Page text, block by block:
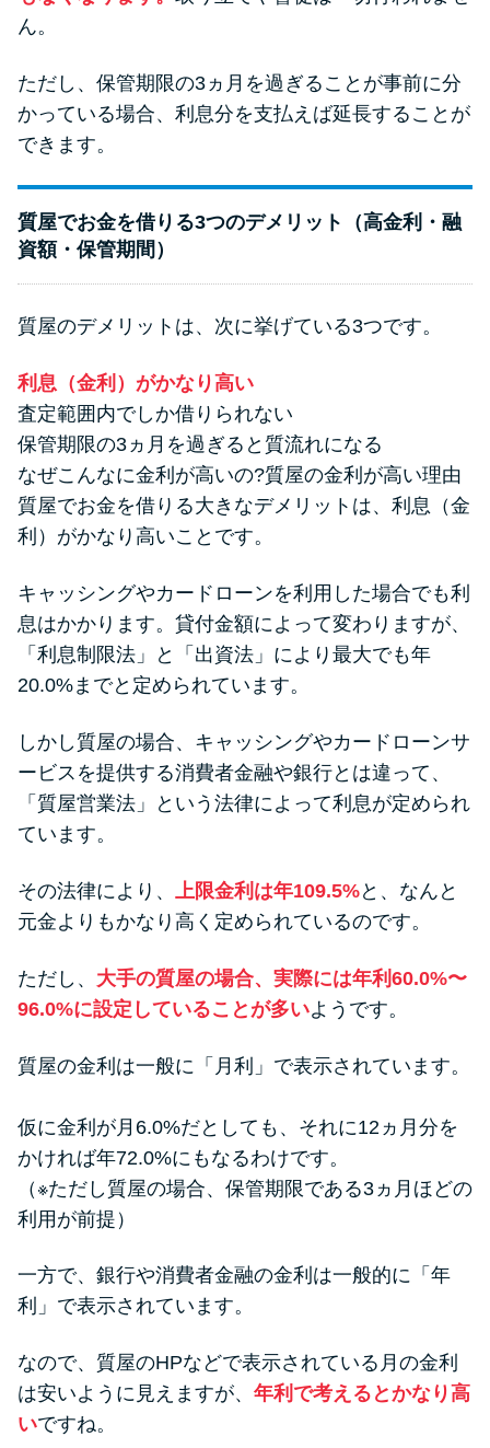
ん。
ただし、保管期限の3ヵ月を過ぎることが事前に分
かっている場合、利息分を支払えば延長することが
できます。
質屋でお金を借りる3つのデメリット（高金利・融
資額・保管期間）
質屋のデメリットは、次に挙げている3つです。
利息（金利）がかなり高い
査定範囲内でしか借りられない
保管期限の3ヵ月を過ぎると質流れになる
なぜこんなに金利が高いの?質屋の金利が高い理由
質屋でお金を借りる大きなデメリットは、利息（金
利）がかなり高いことです。
キャッシングやカードローンを利用した場合でも利
息はかかります。貸付金額によって変わりますが、
「利息制限法」と「出資法」により最大でも年
20.0%までと定められています。
しかし質屋の場合、キャッシングやカードローンサ
ービスを提供する消費者金融や銀行とは違って、
「質屋営業法」という法律によって利息が定められ
ています。
その法律により、 上限金利は年109.5%と、なんと
元金よりもかなり高く定められているのです。
ただし、 大手の質屋の場合、実際には年利60.0%〜
96.0%に設定していることが多いようです。
質屋の金利は一般に「月利」で表示されています。
仮に金利が月6.0%だとしても、それに12ヵ月分を
かければ年72.0%にもなるわけです。
（※ただし質屋の場合、保管期限である3ヵ月ほどの
利用が前提）
一方で、銀行や消費者金融の金利は一般的に「年
利」で表示されています。
なので、質屋のHPなどで表示されている月の金利
は安いように見えますが、 年利で考えるとかなり高
いですね。